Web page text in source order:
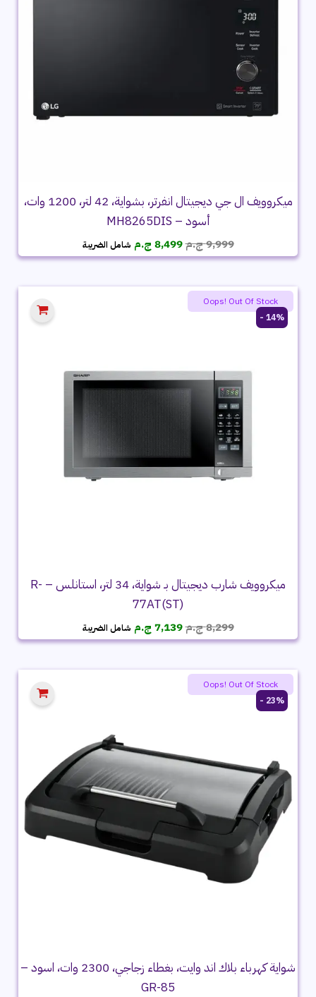
ميكروويف ال جي ديجيتال انفرتر، بشواية، 42 لتر، 1200 وات،
أسود – MH8265DIS
9,999ج.مالسعر
الأصلي
9,999 ج.م.
8,499 ج.م السعر
الحالي
8,499 ج.م.
شامل الضريبة
14% -
ميكروويف شارب ديجيتال بـ شواية، 34 لتر، استانلس – R-
77AT(ST)
8,299ج.مالسعر
الأصلي
8,299 ج.م.
7,139 ج.م السعر
الحالي
7,139 ج.م.
شامل الضريبة
Oops! Out Of Stock
23% -
شواية كهرباء بلاك اند وايت، بغطاء زجاجي، 2300 وات، اسود –
GR-85
Oops! Out Of Stock